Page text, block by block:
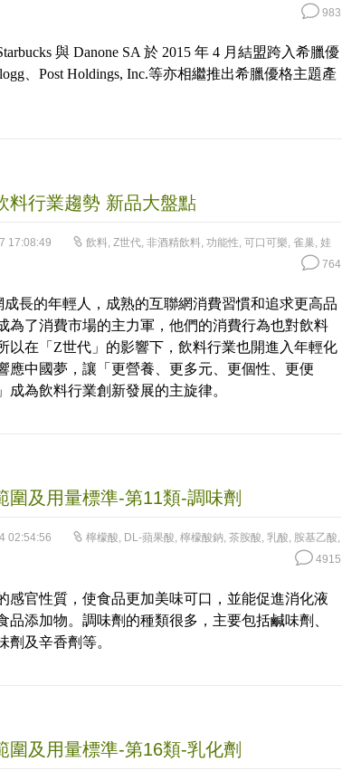
983
與 Danone SA 於 2015 年 4 月結盟跨入希臘優
、Post Holdings, Inc.等亦相繼推出希臘優格主題產
料行業趨勢 新品大盤點
17:08:49 飲料, Z世代, 非酒精飲料, 功能性, 可口可樂, 雀巢, 娃
764
長的年輕人，成熟的互聯網消費習慣和追求更高品
為了消費市場的主力軍，他們的消費行為也對飲料
以在「Z世代」的影響下，飲料行業也開進入年輕化
應中國夢，讓「更營養、更多元、更個性、更便
成為飲料行業創新發展的主旋律。
圍及用量標準-第11類-調味劑
02:54:56 檸檬酸, DL-蘋果酸, 檸檬酸鈉, 茶胺酸, 乳酸, 胺基乙酸,
4915
感官性質，使食品更加美味可口，並能促進消化液
品添加物。調味劑的種類很多，主要包括鹹味劑、
劑及辛香劑等。
圍及用量標準-第16類-乳化劑